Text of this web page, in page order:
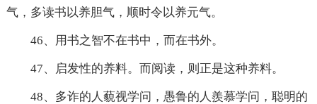
气，多读书以养胆气，顺时令以养元气。
46、用书之智不在书中，而在书外。
47、启发性的养料。而阅读，则正是这种养料。
48、多诈的人藐视学问，愚鲁的人羨慕学问，聪明的